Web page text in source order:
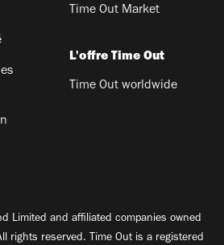
Time Out Market
L'offre Time Out
Time Out worldwide
Limited and affiliated companies owned
rights reserved. Time Out is a registered